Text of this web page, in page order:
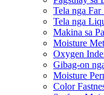
Tela nga Far
Tela nga
Makina sa
Moisture
Oxygen
Gibag-on
Moisture
Color